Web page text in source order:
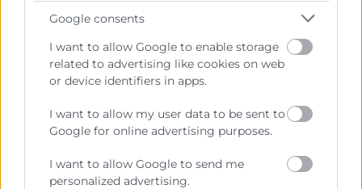
Google consents
I want to allow Google to enable storage
related to advertising like cookies on web
or device identifiers in apps.
I want to allow my user data to be sent to
Google for online advertising purposes.
I want to allow Google to send me
personalized advertising.
acuerdo a su rotación o diseñar rutas más
rápidamente a los artículos más
solicitados.
Es decir, una buena disposición de los
productos en zonas estratégicas permite
de desplazamiento e
impulsar el rendimiento.